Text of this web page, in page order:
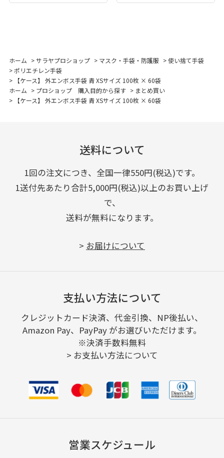
ホーム >サラヤプロショップ > マスク・手袋・防護服 >使い捨て手袋
>ポリエチレン手袋
>
【ケース】 外エンボス手袋 青 XSサイズ 100枚 × 60袋
ホーム > プロショップ 購入目的から探す > まとめ買い
>
【ケース】 外エンボス手袋 青 XSサイズ 100枚 × 60袋
送料について
1回の注文につき、全国一律550円(税込)です。
1送付先あたり合計5,000円(税込)以上のお買い上げ
で、
送料が無料になります。
> お届けについて
支払い方法について
クレジットカード決済、代金引換、NP後払い、
Amazon Pay、PayPay がお選びいただけます。
※決済手数料無料
> お支払い方法について
営業スケジュール